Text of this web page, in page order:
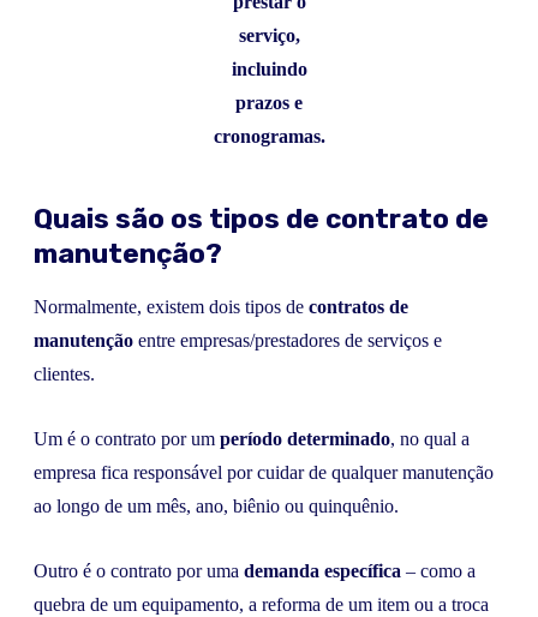
serviço,
incluindo
prazos e
cronogramas.
Quais são os tipos de contrato de
manutenção?
Normalmente, existem dois tipos de contratos de
manutenção entre empresas/prestadores de serviços e
clientes.
Um é o contrato por um período determinado, no qual a
empresa fica responsável por cuidar de qualquer manutenção
ao longo de um mês, ano, biênio ou quinquênio.
Outro é o contrato por uma demanda específica – como a
quebra de um equipamento, a reforma de um item ou a troca